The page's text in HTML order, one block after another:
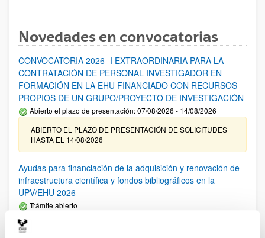
Novedades en convocatorias
CONVOCATORIA 2026- I EXTRAORDINARIA PARA LA
CONTRATACIÓN DE PERSONAL INVESTIGADOR EN
FORMACIÓN EN LA EHU FINANCIADO CON RECURSOS
PROPIOS DE UN GRUPO/PROYECTO DE INVESTIGACIÓN
Abierto el plazo de presentación: 07/08/2026 - 14/08/2026
ABIERTO EL PLAZO DE PRESENTACIÓN DE SOLICITUDES
HASTA EL 14/08/2026
Ayudas para financiación de la adquisición y renovación de
infraestructura científica y fondos bibliográficos en la
UPV/EHU 2026
Trámite abierto